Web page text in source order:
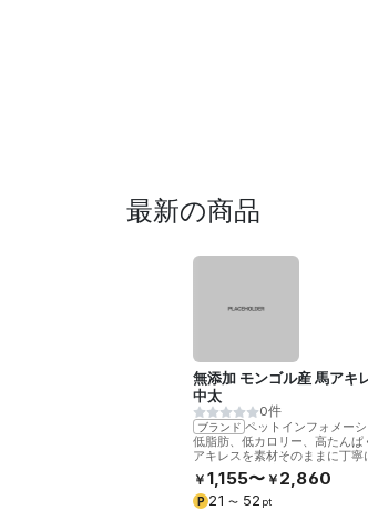
最新の商品
無添加 モンゴル産 馬アキ
中太
0件
ブランド
低脂肪、低カロリー、高たんぱ
アキレスを素材そのままに丁寧
させました。噛むことで歯の健
ポート。
￥ 1,155〜 ￥ 2,860
P 21 〜 52 pt